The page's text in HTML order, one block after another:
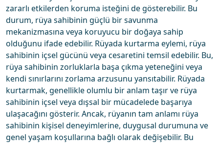
zararlı etkilerden koruma isteğini de gösterebilir. Bu
durum, rüya sahibinin güçlü bir savunma
mekanizmasına veya koruyucu bir doğaya sahip
olduğunu ifade edebilir. Rüyada kurtarma eylemi, rüya
sahibinin içsel gücünü veya cesaretini temsil edebilir. Bu,
rüya sahibinin zorluklarla başa çıkma yeteneğini veya
kendi sınırlarını zorlama arzusunu yansıtabilir. Rüyada
kurtarmak, genellikle olumlu bir anlam taşır ve rüya
sahibinin içsel veya dışsal bir mücadelede başarıya
ulaşacağını gösterir. Ancak, rüyanın tam anlamı rüya
sahibinin kişisel deneyimlerine, duygusal durumuna ve
genel yaşam koşullarına bağlı olarak değişebilir. Bu